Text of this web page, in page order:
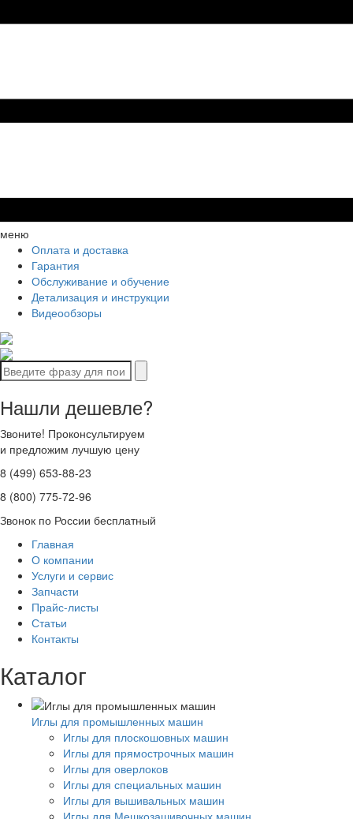
меню
Оплата и доставка
Гарантия
Обслуживание и обучение
Детализация и инструкции
Видеообзоры
Нашли дешевле?
Звоните! Проконсультируем
и предложим лучшую цену
8 (499) 653-88-23
8 (800) 775-72-96
Звонок по России бесплатный
Главная
О компании
Услуги и сервис
Запчасти
Прайс-листы
Статьи
Контакты
Каталог
Иглы для промышленных машин
Иглы для плоскошовных машин
Иглы для прямострочных машин
Иглы для оверлоков
Иглы для специальных машин
Иглы для вышивальных машин